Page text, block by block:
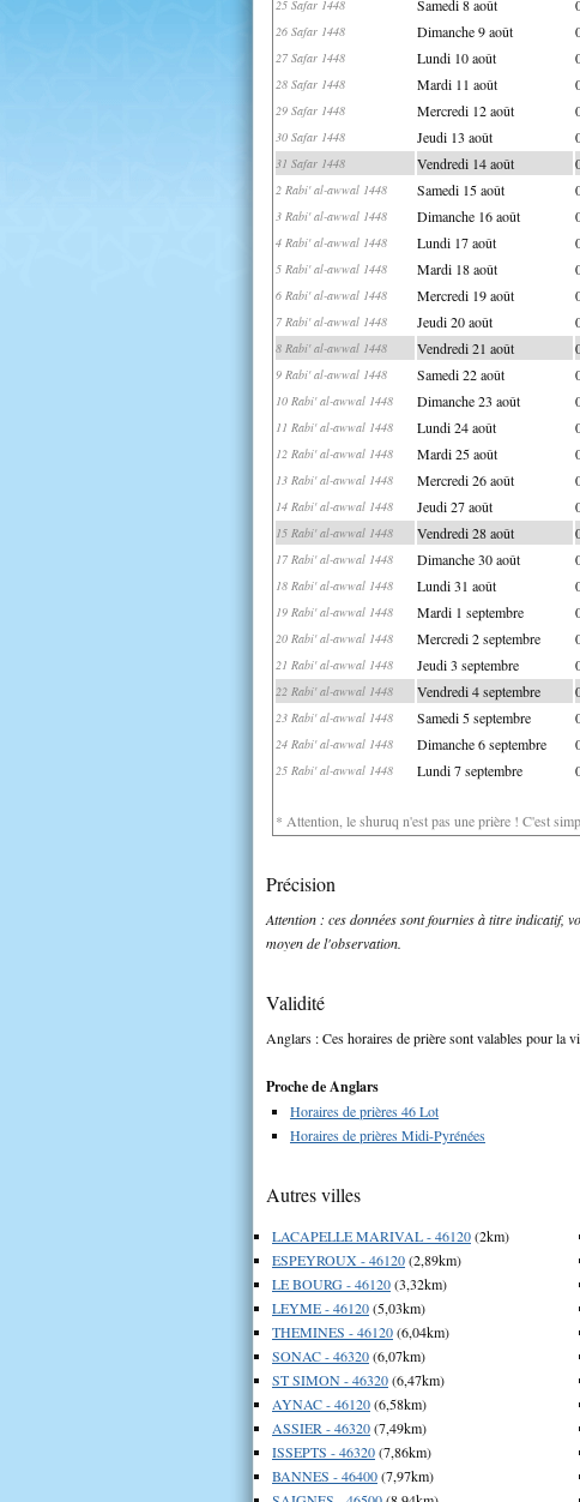
25 Safar 1448 Samedi 8 août
26 Safar 1448 Dimanche 9 août
27 Safar 1448 Lundi 10 août
28 Safar 1448 Mardi 11 août
29 Safar 1448 Mercredi 12 août
30 Safar 1448 Jeudi 13 août
31 Safar 1448 Vendredi 14 août
2 Rabi' al-awwal 1448 Samedi 15 août
3 Rabi' al-awwal 1448 Dimanche 16 août
4 Rabi' al-awwal 1448 Lundi 17 août
5 Rabi' al-awwal 1448 Mardi 18 août
6 Rabi' al-awwal 1448 Mercredi 19 août
7 Rabi' al-awwal 1448 Jeudi 20 août
8 Rabi' al-awwal 1448 Vendredi 21 août
9 Rabi' al-awwal 1448 Samedi 22 août
10 Rabi' al-awwal 1448 Dimanche 23 août
11 Rabi' al-awwal 1448 Lundi 24 août
12 Rabi' al-awwal 1448 Mardi 25 août
13 Rabi' al-awwal 1448 Mercredi 26 août
14 Rabi' al-awwal 1448 Jeudi 27 août
15 Rabi' al-awwal 1448 Vendredi 28 août
17 Rabi' al-awwal 1448 Dimanche 30 août
18 Rabi' al-awwal 1448 Lundi 31 août
19 Rabi' al-awwal 1448 Mardi 1 septembre
20 Rabi' al-awwal 1448 Mercredi 2 septembre
21 Rabi' al-awwal 1448 Jeudi 3 septembre
22 Rabi' al-awwal 1448 Vendredi 4 septembre
23 Rabi' al-awwal 1448 Samedi 5 septembre
24 Rabi' al-awwal 1448 Dimanche 6 septembre
25 Rabi' al-awwal 1448 Lundi 7 septembre
* Attention, le shuruq n'est pas une prière ! C'est
Précision
Attention : ces données sont fournies à titre indicatif,
moyen de l'observation.
Validité
Anglars : Ces horaires de prière sont valables pour la
Proche de Anglars
Horaires de prières 46 Lot
Horaires de prières Midi-Pyrénées
Autres villes
LACAPELLE MARIVAL - 46120(2km)
ESPEYROUX - 46120(2,89km)
LE BOURG - 46120(3,32km)
LEYME - 46120(5,03km)
THEMINES - 46120(6,04km)
SONAC - 46320(6,07km)
ST SIMON - 46320(6,47km)
AYNAC - 46120(6,58km)
ASSIER - 46320(7,49km)
ISSEPTS - 46320(7,86km)
BANNES - 46400(7,97km)